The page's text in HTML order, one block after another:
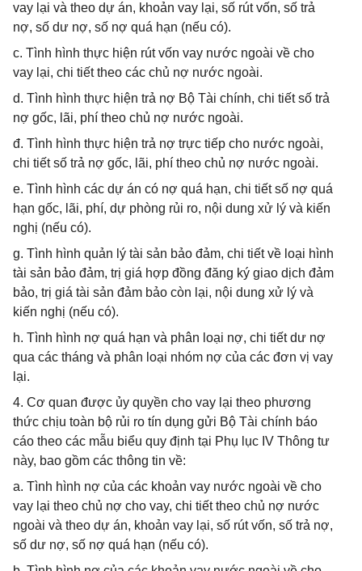
vay lại và theo dự án, khoản vay lại, số rút vốn, số trả
nợ, số dư nợ, số nợ quá hạn (nếu có).
c. Tình hình thực hiện rút vốn vay nước ngoài về cho
vay lại, chi tiết theo các chủ nợ nước ngoài.
d. Tình hình thực hiện trả nợ Bộ Tài chính, chi tiết số trả
nợ gốc, lãi, phí theo chủ nợ nước ngoài.
đ. Tình hình thực hiện trả nợ trực tiếp cho nước ngoài,
chi tiết số trả nợ gốc, lãi, phí theo chủ nợ nước ngoài.
e. Tình hình các dự án có nợ quá hạn, chi tiết số nợ quá
hạn gốc, lãi, phí, dự phòng rủi ro, nội dung xử lý và kiến
nghị (nếu có).
g. Tình hình quản lý tài sản bảo đảm, chi tiết về loại hình
tài sản bảo đảm, trị giá hợp đồng đăng ký giao dịch đảm
bảo, trị giá tài sản đảm bảo còn lại, nội dung xử lý và
kiến nghị (nếu có).
h. Tình hình nợ quá hạn và phân loại nợ, chi tiết dư nợ
qua các tháng và phân loại nhóm nợ của các đơn vị vay
lại.
4. Cơ quan được ủy quyền cho vay lại theo phương
thức chịu toàn bộ rủi ro tín dụng gửi Bộ Tài chính báo
cáo theo các mẫu biểu quy định tại Phụ lục IV Thông tư
này, bao gồm các thông tin về:
a. Tình hình nợ của các khoản vay nước ngoài về cho
vay lại theo chủ nợ cho vay, chi tiết theo chủ nợ nước
ngoài và theo dự án, khoản vay lại, số rút vốn, số trả nợ,
số dư nợ, số nợ quá hạn (nếu có).